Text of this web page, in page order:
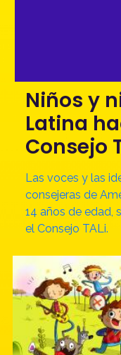
Niños y
Latina
Consejo
Las voces y las
consejeras de
14 años de edad,
el Consejo TALi.